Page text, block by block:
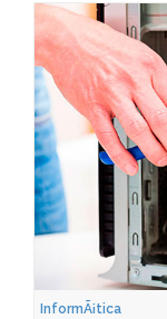
InformÃ¡tica